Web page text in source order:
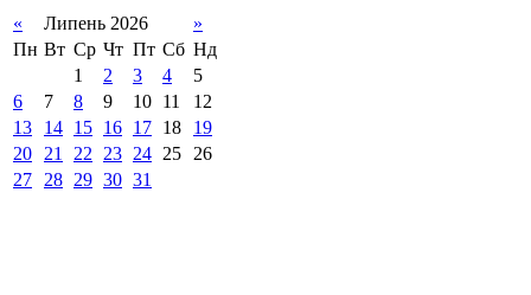
« Липень 2026
»
Пн Вт Ср Чт Пт Сб Нд
1
2 3 4
5
6
7 8 9 10 11
12
13
14 15 16 17 18
19
20
21 22 23 24 25
26
27
28 29 30 31